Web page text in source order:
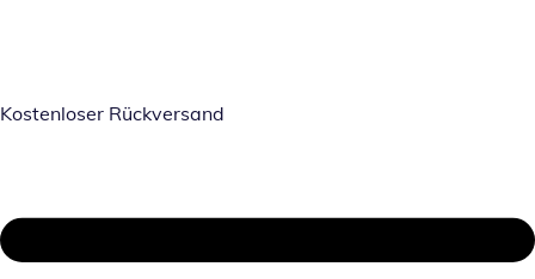
Kostenloser Rückversand